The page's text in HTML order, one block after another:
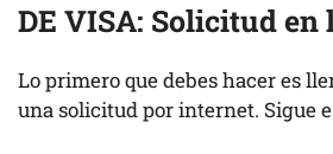
DE VISA: Solicitud en
Lo primero que debes hacer es
una solicitud por internet. Sigue